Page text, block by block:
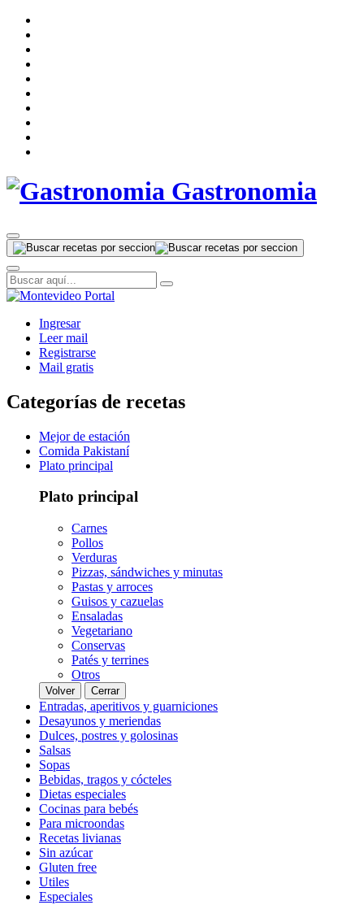
Gastronomia
Ingresar
Leer mail
Registrarse
Mail gratis
Categorías de recetas
Mejor de estación
Comida Pakistaní
Plato principal
Plato principal
Carnes
Pollos
Verduras
Pizzas, sándwiches y minutas
Pastas y arroces
Guisos y cazuelas
Ensaladas
Vegetariano
Conservas
Patés y terrines
Otros
Volver Cerrar
Entradas, aperitivos y guarniciones
Desayunos y meriendas
Dulces, postres y golosinas
Salsas
Sopas
Bebidas, tragos y cócteles
Dietas especiales
Cocinas para bebés
Para microondas
Recetas livianas
Sin azúcar
Gluten free
Utiles
Especiales